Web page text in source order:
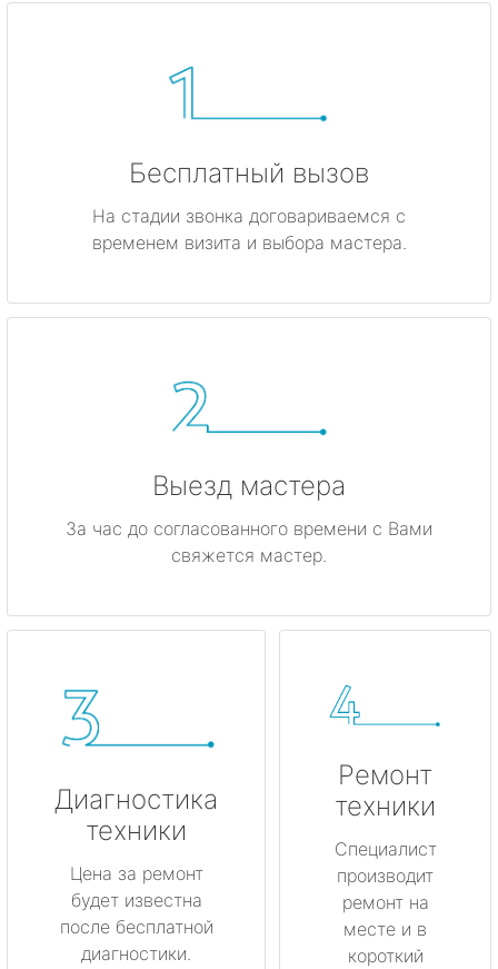
Бесплатный вызов
На стадии звонка договариваемся с
временем визита и выбора мастера.
Выезд мастера
За час до согласованного времени с Вами
свяжется мастер.
Диагностика
техники
Цена за ремонт
будет известна
после бесплатной
диагностики.
Ремонт
техники
Специалист
производит
ремонт на
месте и в
короткий